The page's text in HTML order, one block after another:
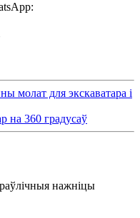
молат для экскаватара і
на 360 градусаў